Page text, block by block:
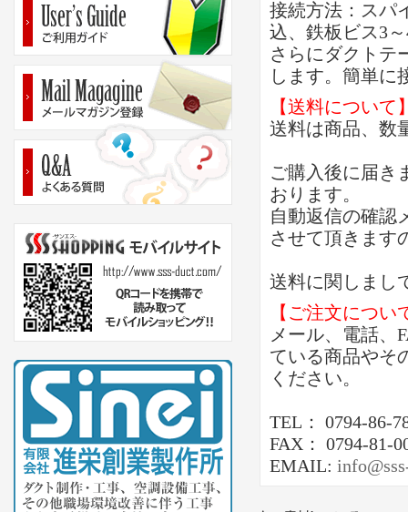
接続方法：スパ
込、鉄板ビス3
さらにダクトテ
します。簡単に
【送料について
送料は商品、数
ご購入後に届き
おります。
自動返信の確認
させて頂きます
送料に関しまし
【ご注文につい
メール、電話、
ている商品やそ
ください。
TEL： 0794-86-
FAX： 0794-81-
EMAIL: